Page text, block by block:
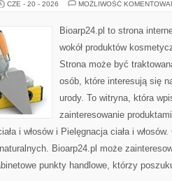
CZE - 20 - 2026 MOŻLIWOŚĆ
Bioarp24.pl to strona
wokół produktów
Strona może być
osób, które interesują się
urody. To witryna, która
zainteresowanie
i włosów i Pielęgnacja ciała i
Bioarp24.pl może
punkty handlowe, którzy